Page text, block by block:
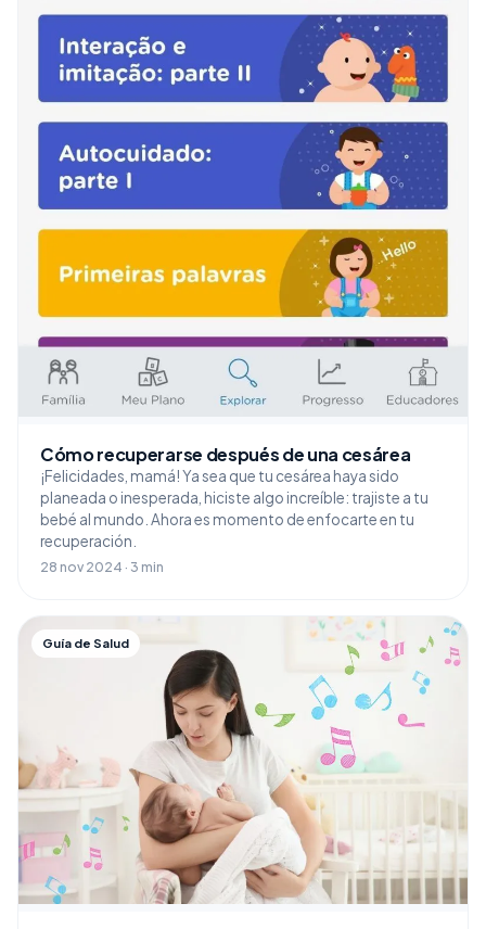
Cómo recuperarse después de una cesárea
¡Felicidades, mamá! Ya sea que tu cesárea haya sido
planeada o inesperada, hiciste algo increíble: trajiste a tu
bebé al mundo. Ahora es momento de enfocarte en tu
recuperación.
28 nov 2024 · 3 min
Guía de Salud